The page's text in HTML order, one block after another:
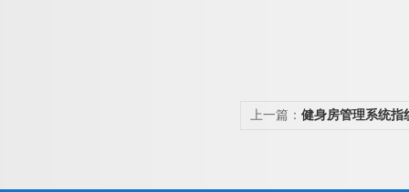
上一篇： 健身房管理系统指